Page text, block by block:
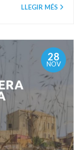
LLEGIR MÉS
28
NOV